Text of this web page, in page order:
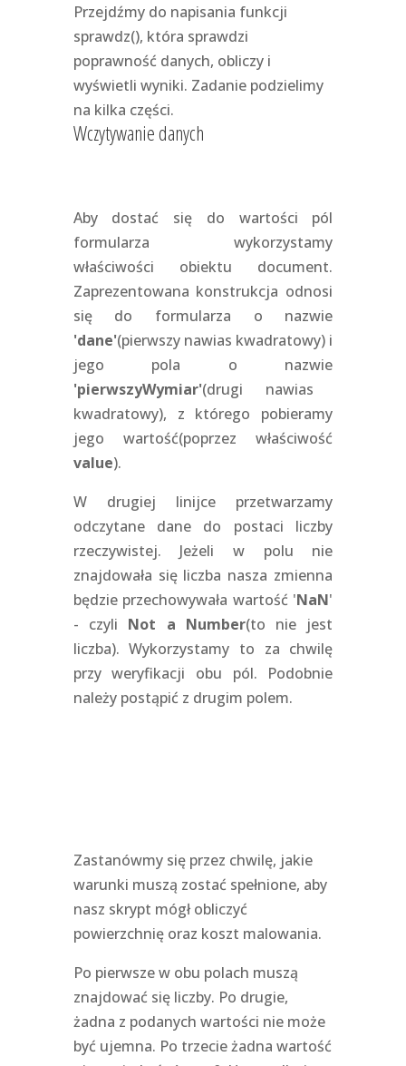
Przejdźmy do napisania funkcji
sprawdz(), która sprawdzi
poprawność danych, obliczy i
wyświetli wyniki. Zadanie podzielimy
na kilka części.
Wczytywanie danych
Aby dostać się do wartości pól
formularza wykorzystamy
właściwości obiektu document.
Zaprezentowana konstrukcja odnosi
się do formularza o nazwie
'dane'(pierwszy nawias kwadratowy) i
jego pola o nazwie
'pierwszyWymiar'(drugi nawias
kwadratowy), z którego pobieramy
jego wartość(poprzez właściwość
value).
W drugiej linijce przetwarzamy
odczytane dane do postaci liczby
rzeczywistej. Jeżeli w polu nie
znajdowała się liczba nasza zmienna
będzie przechowywała wartość 'NaN'
- czyli Not a Number(to nie jest
liczba). Wykorzystamy to za chwilę
przy weryfikacji obu pól. Podobnie
należy postąpić z drugim polem.
Zastanówmy się przez chwilę, jakie
warunki muszą zostać spełnione, aby
nasz skrypt mógł obliczyć
powierzchnię oraz koszt malowania.
Po pierwsze w obu polach muszą
znajdować się liczby. Po drugie,
żadna z podanych wartości nie może
być ujemna. Po trzecie żadna wartość